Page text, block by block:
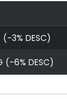
(-3% DESC)
(-6% DESC)